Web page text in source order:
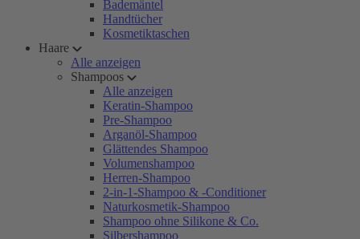
Bademäntel
Handtücher
Kosmetiktaschen
Haare
Alle anzeigen
Shampoos
Alle anzeigen
Keratin-Shampoo
Pre-Shampoo
Arganöl-Shampoo
Glättendes Shampoo
Volumenshampoo
Herren-Shampoo
2-in-1-Shampoo & -Conditioner
Naturkosmetik-Shampoo
Shampoo ohne Silikone & Co.
Silbershampoo